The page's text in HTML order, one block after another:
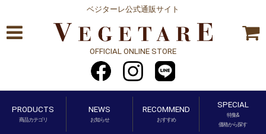
ベジターレ公式通販サイト
OFFICIAL ONLINE STORE
PRODUCTS
商品カテゴリ
NEWS
お知らせ
RECOMMEND
おすすめ
SPECIAL
特集&
価格から探す